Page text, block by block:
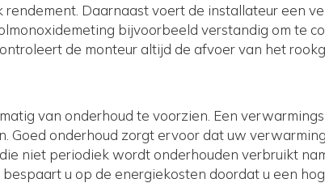
Daarnaast voert de installateur een
bijvoorbeeld verstandig om te
de monteur altijd de afvoer van het
van onderhoud te voorzien. Een
Goed onderhoud zorgt ervoor dat uw
niet periodiek wordt onderhouden verbruikt
u op de energiekosten doordat u een